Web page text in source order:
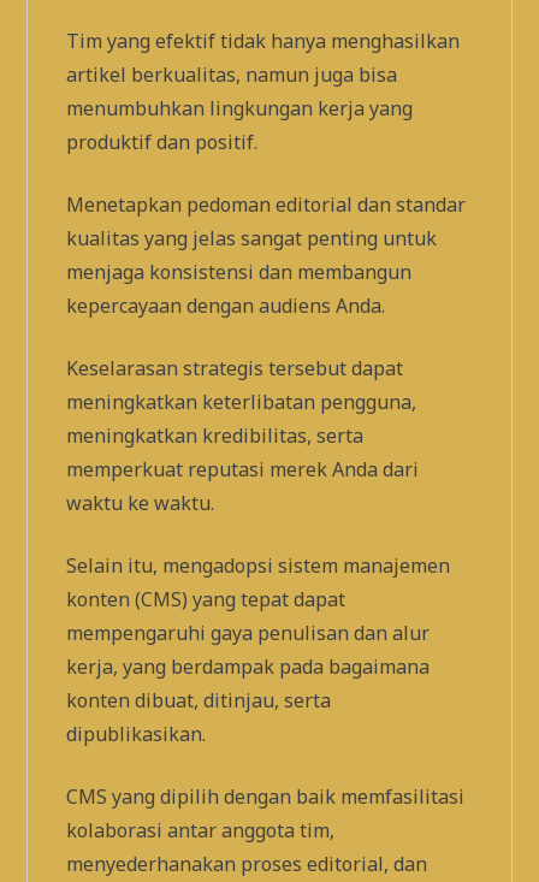
Tim yang efektif tidak hanya menghasilkan
artikel berkualitas, namun juga bisa
menumbuhkan lingkungan kerja yang
produktif dan positif.
Menetapkan pedoman editorial dan standar
kualitas yang jelas sangat penting untuk
menjaga konsistensi dan membangun
kepercayaan dengan audiens Anda.
Keselarasan strategis tersebut dapat
meningkatkan keterlibatan pengguna,
meningkatkan kredibilitas, serta
memperkuat reputasi merek Anda dari
waktu ke waktu.
Selain itu, mengadopsi sistem manajemen
konten (CMS) yang tepat dapat
mempengaruhi gaya penulisan dan alur
kerja, yang berdampak pada bagaimana
konten dibuat, ditinjau, serta
dipublikasikan.
CMS yang dipilih dengan baik memfasilitasi
kolaborasi antar anggota tim,
menyederhanakan proses editorial, dan